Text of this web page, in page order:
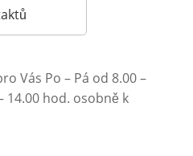
Vás Po – Pá od 8.00 –
14.00 hod. osobně k